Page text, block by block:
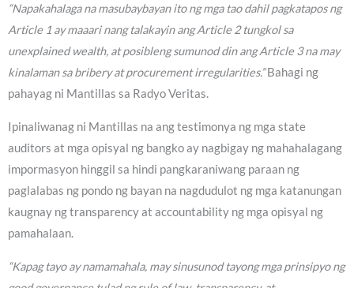
“Napakahalaga na masubaybayan ito ng mga tao dahil pagkatapos ng
Article 1 ay maaari nang talakayin ang Article 2 tungkol sa
unexplained wealth, at posibleng sumunod din ang Article 3 na may
kinalaman sa bribery at procurement irregularities.”Bahagi ng
pahayag ni Mantillas sa Radyo Veritas.
Ipinaliwanag ni Mantillas na ang testimonya ng mga state
auditors at mga opisyal ng bangko ay nagbigay ng mahahalagang
impormasyon hinggil sa hindi pangkaraniwang paraan ng
paglalabas ng pondo ng bayan na nagdudulot ng mga katanungan
kaugnay ng transparency at accountability ng mga opisyal ng
pamahalaan.
“Kapag tayo ay namamahala, may sinusunod tayong mga prinsipyo ng